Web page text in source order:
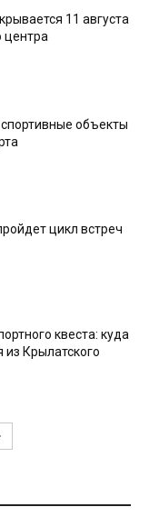
11 августа
центра
объекты
цикл встреч
квеста: куда
из Крылатского